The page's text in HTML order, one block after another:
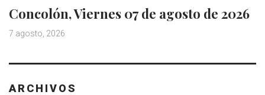
Concolón, Viernes 07 de agosto de 2026
7 agosto, 2026
ARCHIVOS